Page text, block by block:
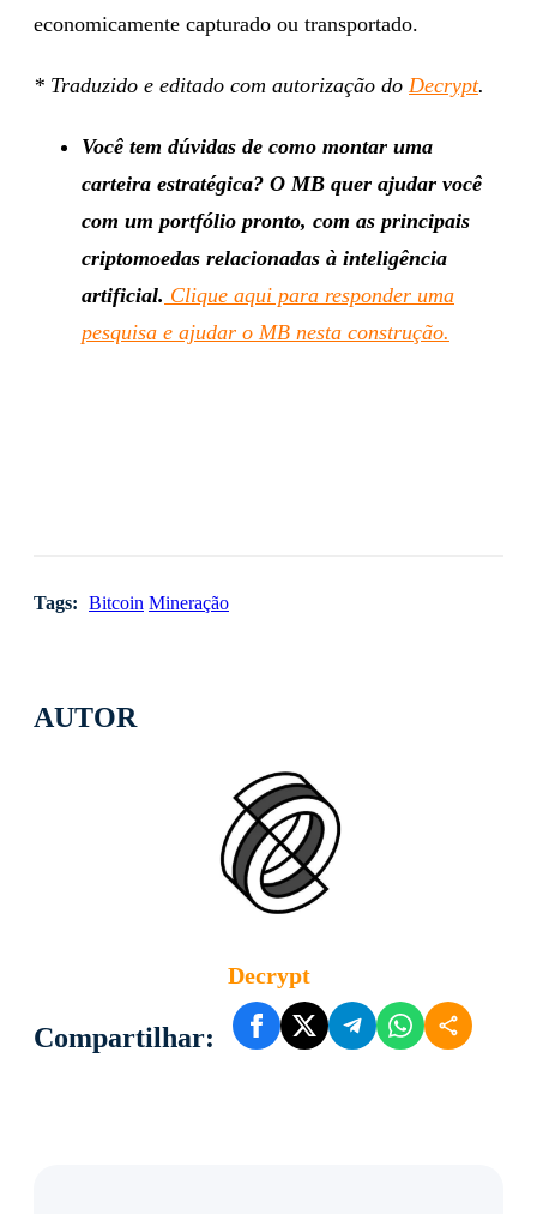
AUTOR
Decrypt
Compartilhar:
economicamente capturado ou transportado.
* Traduzido e editado com autorização do Decrypt.
Você tem dúvidas de como montar uma
carteira estratégica? O MB quer ajudar você
com um portfólio pronto, com as principais
criptomoedas relacionadas à inteligência
artificial. Clique aqui para responder uma
pesquisa e ajudar o MB nesta construção.
Tags: Bitcoin Mineração